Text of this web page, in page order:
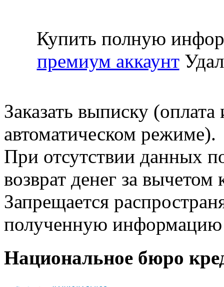
Купить полную
премиум аккаунт
Заказать выписку
автоматическом режиме).
При отсутствии данных
возврат денег за
Запрещается
полученную информацию
Национальное бюро